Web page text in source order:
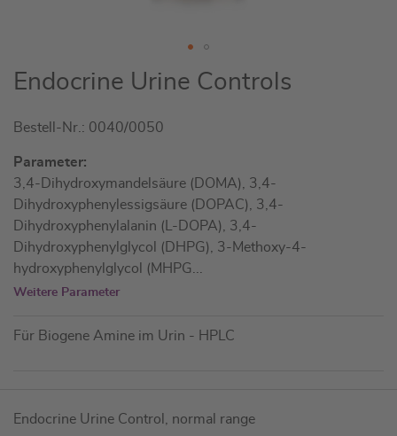
Zum
Anfang
Bildgalerie
springen
Endocrine Urine Controls
Bestell-Nr.: 0040/0050
Parameter:
3,4-Dihydroxymandelsäure (DOMA), 3,4-
Dihydroxyphenylessigsäure (DOPAC), 3,4-
Dihydroxyphenylalanin (L-DOPA), 3,4-
Dihydroxyphenylglycol (DHPG), 3-Methoxy-4-
hydroxyphenylglycol (MHPG...
Weitere Parameter
Für Biogene Amine im Urin - HPLC
fürEndocrine Urine Control, normal range